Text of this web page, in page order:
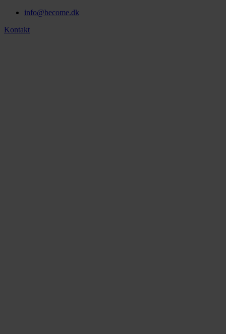
info@become.dk
Kontakt